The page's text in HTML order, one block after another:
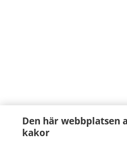
Den här webbplatsen
kakor